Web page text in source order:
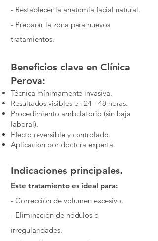
- Restablecer la anatomía facial natural.
- Preparar la zona para nuevos
tratamientos.
Beneficios clave en Clínica
Perova:
Técnica mínimamente invasiva.
Resultados visibles en 24 - 48 horas.
Procedimiento ambulatorio (sin baja
laboral).
Efecto reversible y controlado.
Aplicación por doctora experta.
Indicaciones principales.
Este tratamiento es ideal para:
- Corrección de volumen excesivo.
- Eliminación de nódulos o
irregularidades.